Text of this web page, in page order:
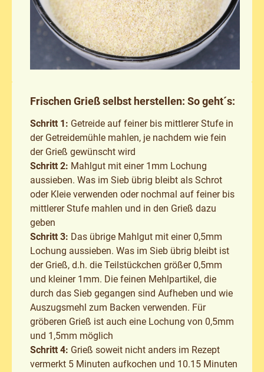
Frischen Grieß selbst herstellen: So geht´s:
Schritt 1: Getreide auf feiner bis mittlerer Stufe in
der Getreidemühle mahlen, je nachdem wie fein
der Grieß gewünscht wird
Schritt 2: Mahlgut mit einer 1mm Lochung
aussieben. Was im Sieb übrig bleibt als Schrot
oder Kleie verwenden oder nochmal auf feiner bis
mittlerer Stufe mahlen und in den Grieß dazu
geben
Schritt 3: Das übrige Mahlgut mit einer 0,5mm
Lochung aussieben. Was im Sieb übrig bleibt ist
der Grieß, d.h. die Teilstückchen größer 0,5mm
und kleiner 1mm. Die feinen Mehlpartikel, die
durch das Sieb gegangen sind Aufheben und wie
Auszugsmehl zum Backen verwenden. Für
gröberen Grieß ist auch eine Lochung von 0,5mm
und 1,5mm möglich
Schritt 4: Grieß soweit nicht anders im Rezept
vermerkt 5 Minuten aufkochen und 10.15 Minuten